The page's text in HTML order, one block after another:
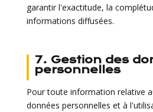
garantir l'exactitude, la
informations diffusées.
7. Gestion des
personnelles
Pour toute information relative
données personnelles et à